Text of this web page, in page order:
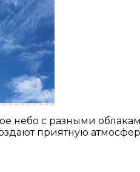
небо с разными
приятную